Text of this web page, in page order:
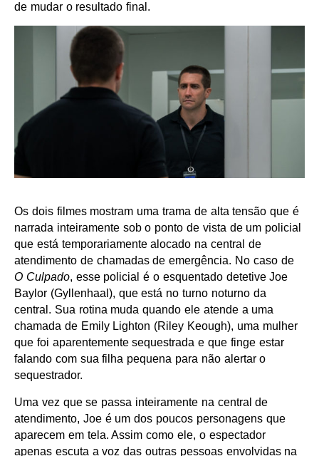
de mudar o resultado final.
Os dois filmes mostram uma trama de alta tensão que é
narrada inteiramente sob o ponto de vista de um policial
que está temporariamente alocado na central de
atendimento de chamadas de emergência. No caso de
O Culpado, esse policial é o esquentado detetive Joe
Baylor (Gyllenhaal), que está no turno noturno da
central. Sua rotina muda quando ele atende a uma
chamada de Emily Lighton (Riley Keough), uma mulher
que foi aparentemente sequestrada e que finge estar
falando com sua filha pequena para não alertar o
sequestrador.
Uma vez que se passa inteiramente na central de
atendimento, Joe é um dos poucos personagens que
aparecem em tela. Assim como ele, o espectador
apenas escuta a voz das outras pessoas envolvidas na